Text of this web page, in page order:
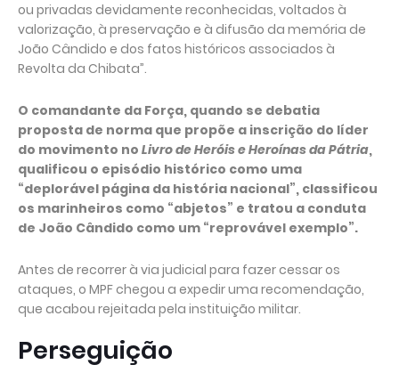
ou privadas devidamente reconhecidas, voltados à
valorização, à preservação e à difusão da memória de
João Cândido e dos fatos históricos associados à
Revolta da Chibata”.
O comandante da Força, quando se debatia
proposta de norma que propõe a inscrição do líder
do movimento no Livro de Heróis e Heroínas da Pátria,
qualificou o episódio histórico como uma
“deplorável página da história nacional”, classificou
os marinheiros como “abjetos” e tratou a conduta
de João Cândido como um “reprovável exemplo”.
Antes de recorrer à via judicial para fazer cessar os
ataques, o MPF chegou a expedir uma recomendação,
que acabou rejeitada pela instituição militar.
Perseguição